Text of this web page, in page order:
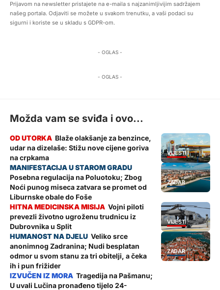
Prijavom na newsletter pristajete na e-maila s najzanimljivijim sadržajem
našeg portala. Odjaviti se možete u svakom trenutku, a vaši podaci su
sigurni i koriste se u skladu s GDPR-om.
- OGLAS -
- OGLAS -
Možda vam se sviđa i ovo...
VIJESTI
Blaže olakšanje za benzince,
udar na dizelaše: Stižu nove cijene goriva
na crpkama
ZADAR
Posebna regulacija na Poluotoku; Zbog
Noći punog miseca zatvara se promet od
Liburnske obale do Foše
VIJESTI
Vojni piloti
prevezli životno ugroženu trudnicu iz
Dubrovnika u Split
ZADAR
Veliko srce
anonimnog Zadranina; Nudi besplatan
odmor u svom stanu za tri obitelji, a čeka
ih i pun frižider
Tragedija na Pašmanu;
U uvali Lučina pronađeno tijelo 24-